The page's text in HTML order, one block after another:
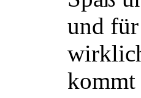
und
kommt